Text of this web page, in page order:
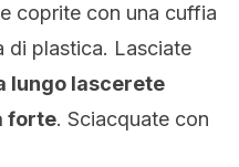
coprite con una cuffia
di plastica. Lasciate
lungo lascerete
forte. Sciacquate con